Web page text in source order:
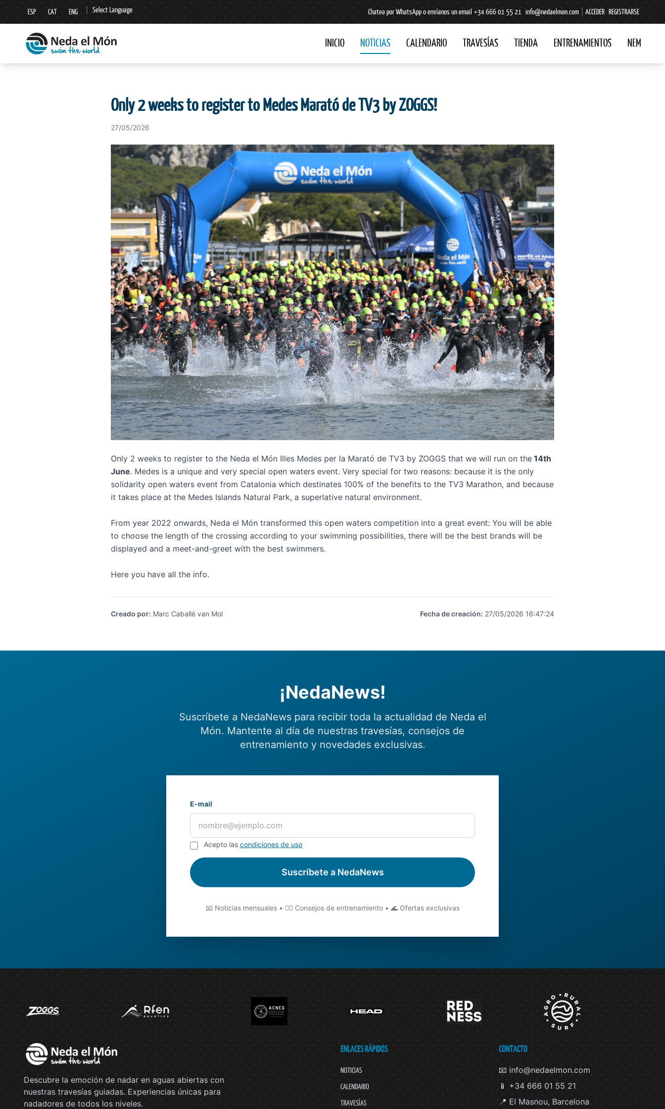
ESP CAT ENG Select Language
▼
Chatea por WhatsApp o envíanos un email +34 666 01 55 21 info@nedaelmon.com ACCEDER REGISTRARSE
INICIO NOTICIAS CALENDARIO TRAVESÍAS TIENDA ENTRENAMIENTOS NEM
Only 2 weeks to register to Medes Marató de TV3 by ZOGGS!
27/05/2026
Only 2 weeks to register to the Neda el Món Illes Medes per la Marató de TV3 by ZOGGS that we will run on the 14th
June. Medes is a unique and very special open waters event. Very special for two reasons: because it is the only
solidarity open waters event from Catalonia which destinates 100% of the benefits to the TV3 Marathon, and because
it takes place at the Medes Islands Natural Park, a superlative natural environment.
From year 2022 onwards, Neda el Món transformed this open waters competition into a great event: You will be able
to choose the length of the crossing according to your swimming possibilities, there will be the best brands will be
displayed and a meet-and-greet with the best swimmers.
Here you have all the info.
Creado por: Marc Caballé van Mol Fecha de creación: 27/05/2026 16:47:24
¡NedaNews!
Suscríbete a NedaNews para recibir toda la actualidad de Neda el
Món. Mantente al día de nuestras travesías, consejos de
entrenamiento y novedades exclusivas.
E-mail
Acepto las condiciones de uso
Suscríbete a NedaNews
📧 Noticias mensuales • 🏊‍♂️ Consejos de entrenamiento • 🌊 Ofertas exclusivas
Descubre la emoción de nadar en aguas abiertas con
nuestras travesías guiadas. Experiencias únicas para
nadadores de todos los niveles.
ENLACES RÁPIDOS
NOTICIAS
CALENDARIO
TRAVESÍAS
CONTACTO
📧 info@nedaelmon.com
📱 +34 666 01 55 21
📍 El Masnou, Barcelona